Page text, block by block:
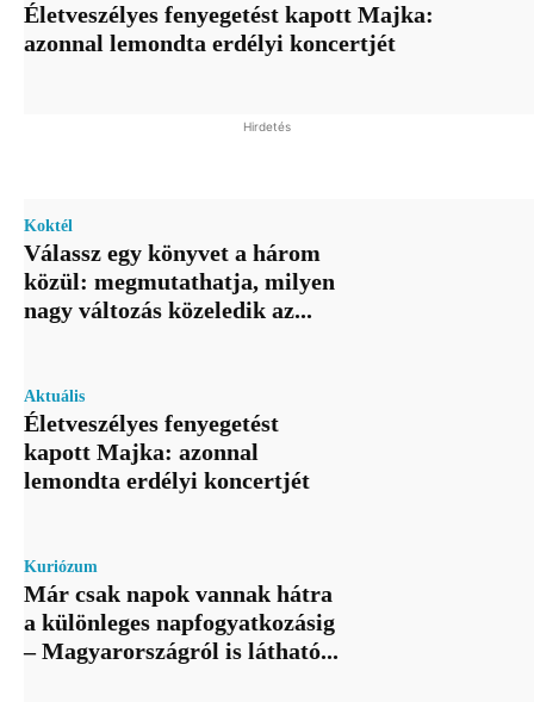
Életveszélyes fenyegetést kapott Majka:
azonnal lemondta erdélyi koncertjét
Hirdetés
Koktél
Válassz egy könyvet a három
közül: megmutathatja, milyen
nagy változás közeledik az...
Aktuális
Életveszélyes fenyegetést
kapott Majka: azonnal
lemondta erdélyi koncertjét
Kuriózum
Már csak napok vannak hátra
a különleges napfogyatkozásig
– Magyarországról is látható...